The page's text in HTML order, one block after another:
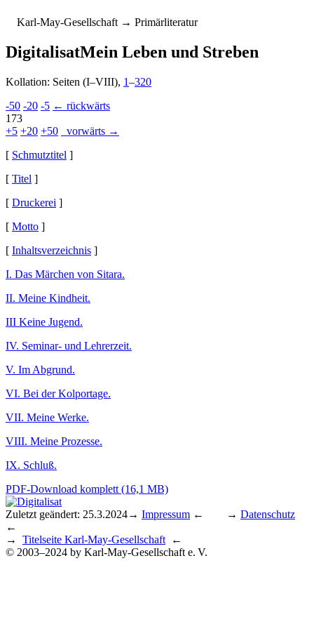
Karl-May-Gesellschaft → Primärliteratur
DigitalisatMein Leben und Streben
Kollation: Seiten (I–VIII), 1–320
-50 -20 -5 ← rückwärts
173
+5 +20 +50
vorwärts →
[ Schmutztitel ]
[ Titel ]
[ Druckerei ]
[ Motto ]
[ Inhaltsverzeichnis ]
I. Das Märchen von Sitara.
II. Meine Kindheit.
III Keine Jugend.
IV. Seminar- und Lehrerzeit.
V. Im Abgrund.
VI. Bei der Kolportage.
VII. Meine Werke.
VIII. Meine Prozesse.
IX. Schluß.
PDF-Download komplett (16,1 MB)
Zuletzt geändert: 25.3.2024→ Impressum ← → Datenschutz
←
→ Titelseite Karl-May-Gesellschaft ←
© 2003–2024 by Karl-May-Gesellschaft e. V.